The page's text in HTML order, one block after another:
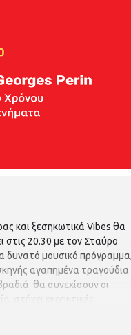
και ξεσηκωτικά Vibes θα
στις 20.30 με τον Σταύρο
δυνατό μουσικό πρόγραμμα,
αγαπημένα τραγούδια
θα συνεχίσουν οι
στήνει εκρηκτικές
special guest, ο Ελληνο-